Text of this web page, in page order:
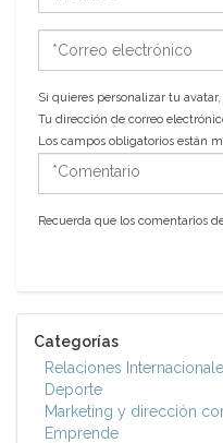
electrónico
Si quieres personalizar tu
Tu dirección de correo
Los campos obligatorios están
*Comentario
Recuerda que los comentarios
Categorías
Relaciones
Deporte
Marketing y dirección
Emprende